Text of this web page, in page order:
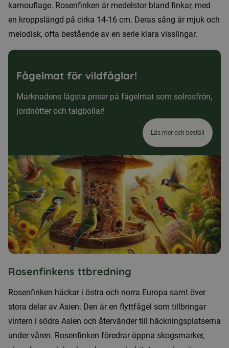
kamouflage. Rosenfinken är medelstor bland finkar, med
en kroppslängd på cirka 14-16 cm. Deras sång är mjuk och
melodisk, ofta bestående av en serie klara visslingar.
Fågelmat för vildfåglar!
Marknadens lägsta priser på fågelmat som solrosfrön,
jordnötter och talgbollar!
Läs mer och beställ
Rosenfinkens ttbredning
Rosenfinken häckar i östra och norra Europa samt över
stora delar av Asien. Den är en flyttfågel som tillbringar
vintern i södra Asien och återvänder till häckningsplatserna
under våren. Rosenfinken föredrar öppna skogsmarker,